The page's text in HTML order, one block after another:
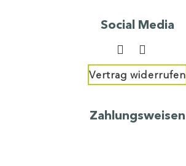
Social Media
Vertrag widerrufen
Zahlungsweisen